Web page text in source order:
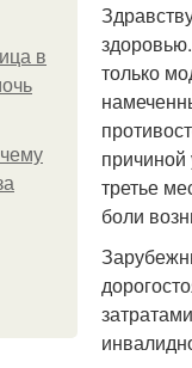
в
только
причиной
третье
боли